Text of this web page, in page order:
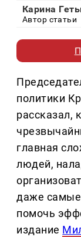
Карина
Автор статьи
политики
рассказал,
главная
людей,
даже самые
помочь
издание